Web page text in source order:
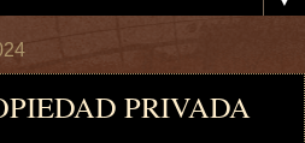
PRIVADA